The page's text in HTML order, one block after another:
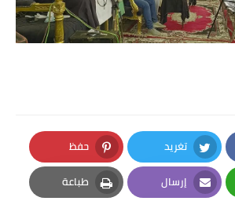
تغريد
Twitter
حفظ
Pinterest
إرسال
Email
طباعة
Print